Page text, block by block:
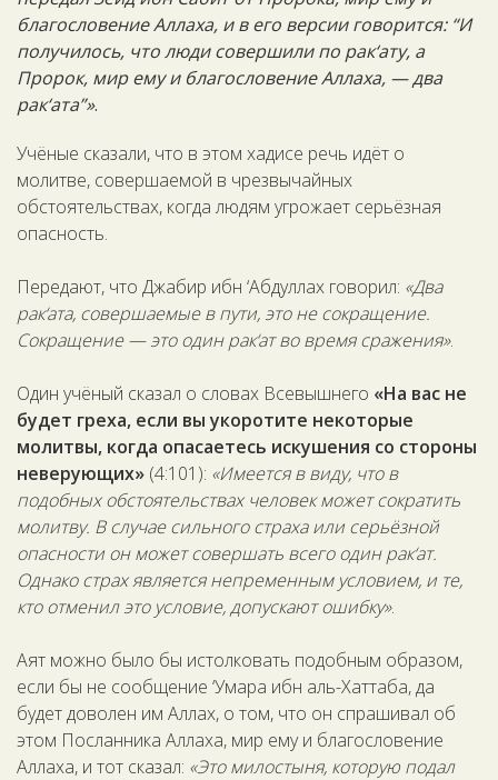
благословение Аллаха, и в его версии говорится: “И
получилось, что люди совершили по рак‘ату, а
Пророк, мир ему и благословение Аллаха, — два
рак‘ата”».
Учёные сказали, что в этом хадисе речь идёт о
молитве, совершаемой в чрезвычайных
обстоятельствах, когда людям угрожает серьёзная
опасность.
Передают, что Джабир ибн ‘Абдуллах говорил: «Два
рак‘ата, совершаемые в пути, это не сокращение.
Сокращение — это один рак‘ат во время сражения».
Один учёный сказал о словах Всевышнего «На вас не
будет греха, если вы укоротите некоторые
молитвы, когда опасаетесь искушения со стороны
неверующих» (4:101): «Имеется в виду, что в
подобных обстоятельствах человек может сократить
молитву. В случае сильного страха или серьёзной
опасности он может совершать всего один рак‘ат.
Однако страх является непременным условием, и те,
кто отменил это условие, допускают ошибку».
Аят можно было бы истолковать подобным образом,
если бы не сообщение ‘Умара ибн аль-Хаттаба, да
будет доволен им Аллах, о том, что он спрашивал об
этом Посланника Аллаха, мир ему и благословение
Аллаха, и тот сказал: «Это милостыня, которую подал